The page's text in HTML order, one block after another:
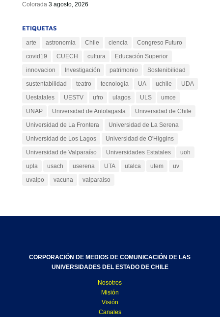
Colorada 3 agosto, 2026
ETIQUETAS
arte astronomia Chile ciencia
Congreso Futuro
covid19
CUECH cultura
Educación Superior
innovacion
Investigación patrimonio
Sostenibilidad
sustentabilidad
teatro tecnologia UA uchile
UDA
Uestatales
UESTV ufro ulagos ULS
umce
UNAP
Universidad de Antofagasta
Universidad de Chile
Universidad de La Frontera
Universidad de La Serena
Universidad de Los Lagos
Universidad de O'Higgins
Universidad de Valparaíso
Universidades Estatales
uoh
upla
usach userena UTA utalca utem
uv
uvalpo
vacuna valparaiso
CORPORACIÓN DE MEDIOS DE COMUNICACIÓN DE LAS
UNIVERSIDADES DEL ESTADO DE CHILE
Nosotros
Misión
Visión
Canales